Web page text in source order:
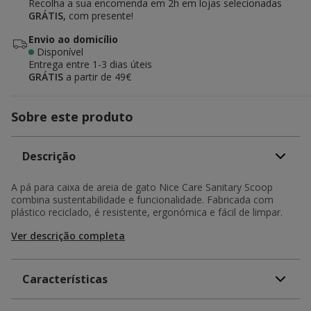
Recolha a sua encomenda em 2h em lojas selecionadas
GRÁTIS, com presente!
Envio ao domicílio
Disponível
Entrega entre 1-3 dias úteis
GRÁTIS a partir de 49€
Sobre este produto
Descrição
A pá para caixa de areia de gato Nice Care Sanitary Scoop
combina sustentabilidade e funcionalidade. Fabricada com
plástico reciclado, é resistente, ergonómica e fácil de limpar.
Ver descrição completa
Características